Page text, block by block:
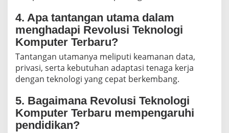
4. Apa tantangan utama dalam
menghadapi Revolusi Teknologi
Komputer Terbaru?
Tantangan utamanya meliputi keamanan data,
privasi, serta kebutuhan adaptasi tenaga kerja
dengan teknologi yang cepat berkembang.
5. Bagaimana Revolusi Teknologi
Komputer Terbaru mempengaruhi
pendidikan?